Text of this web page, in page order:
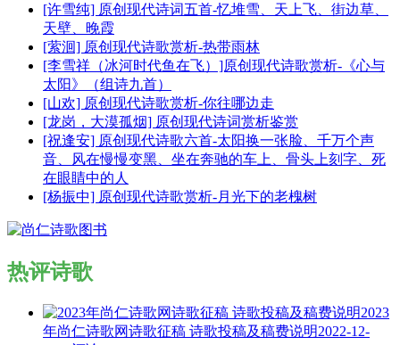
[许雪纯] 原创现代诗词五首-忆堆雪、天上飞、街边草、
天壁、晚霞
[萦洄] 原创现代诗歌赏析-热带雨林
[李雪祥（冰河时代鱼在飞）]原创现代诗歌赏析-《心与
太阳》（组诗九首）
[山欢] 原创现代诗歌赏析-你往哪边走
[龙岗，大漠孤烟] 原创现代诗词赏析鉴赏
[祝逢安] 原创现代诗歌六首-太阳换一张脸、千万个声
音、风在慢慢变黑、坐在奔驰的车上、骨头上刻字、死
在眼睛中的人
[杨振中] 原创现代诗歌赏析-月光下的老槐树
热评诗歌
2023
年尚仁诗歌网诗歌征稿 诗歌投稿及稿费说明2022-12-